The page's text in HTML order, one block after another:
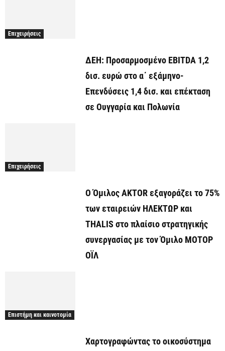
Επιχειρήσεις
ΔΕΗ: Προσαρμοσμένο EBITDA 1,2
δισ. ευρώ στο α΄ εξάμηνο-
Επενδύσεις 1,4 δισ. και επέκταση
σε Ουγγαρία και Πολωνία
Επιχειρήσεις
Ο Όμιλος AKTOR εξαγοράζει το 75%
των εταιρειών ΗΛΕΚΤΩΡ και
THALIS στο πλαίσιο στρατηγικής
συνεργασίας με τον Όμιλο ΜΟΤΟΡ
ΟΪΛ
Επιστήμη και καινοτομία
Χαρτογραφώντας το οικοσύστημα